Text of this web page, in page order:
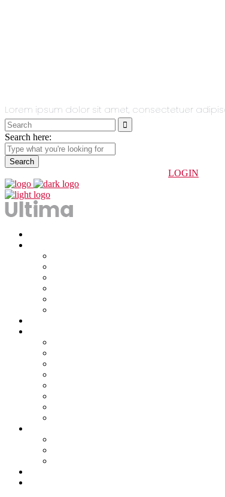
Lorem ipsum dolor sit amet, consectetuer
Search
for:
Search here:
LOGIN